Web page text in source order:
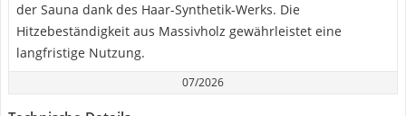
der Sauna dank des Haar-Synthetik-Werks. Die
Hitzebeständigkeit aus Massivholz gewährleistet eine
langfristige Nutzung.
07/2026